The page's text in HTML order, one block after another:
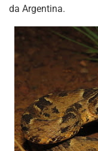
da Argentina.